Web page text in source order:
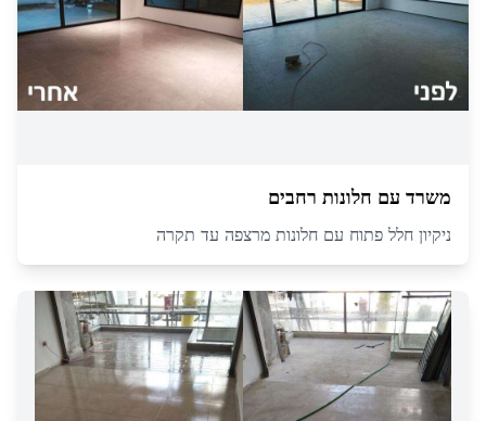
משרד עם חלונות רחבים
ניקיון חלל פתוח עם חלונות מרצפה עד תקרה